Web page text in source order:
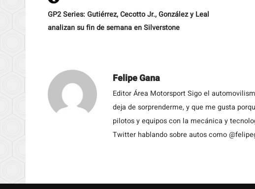
GP2 Series: Gutiérrez, Cecotto Jr., González y Leal
analizan su fin de semana en Silverstone
Felipe Gana
Editor Área Motorsport Sigo el
deja de sorprenderme, y que me gusta
pilotos y equipos con la mecánica y
Twitter hablando sobre autos como